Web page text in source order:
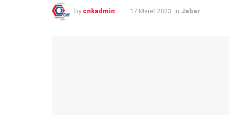
by cnkadmin 17 Maret 2023 in Jabar